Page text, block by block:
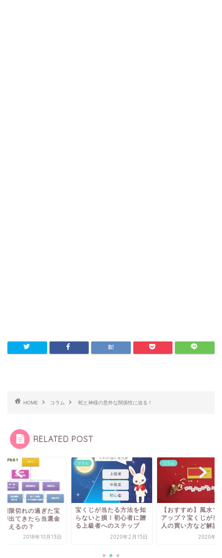
HOME コラム 蛇と神様の意外な関係性に迫る！
RELATED POST
期限切れの過ぎた宝
が出てきたら当選金
らえるの？
2018年10月13日
コラム
宝くじが当たる方法を知
らないと損！初心者に贈
る上級者へのステップ
2020年2月15日
コラム
【おすすめ】風水で
アップ？宝くじが当
人の買い方など解説
2020年2